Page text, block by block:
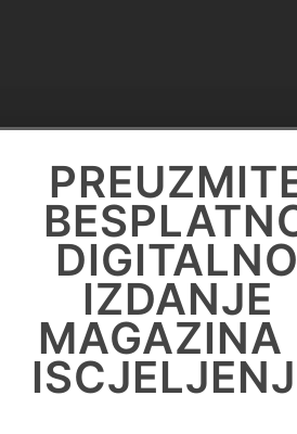
KNJIGA
'PRIRUČNIK
LIFE
DIGITALNO
IZDANJE
MAGAZINA